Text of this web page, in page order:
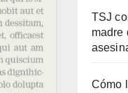
TSJ
madre
Cómo